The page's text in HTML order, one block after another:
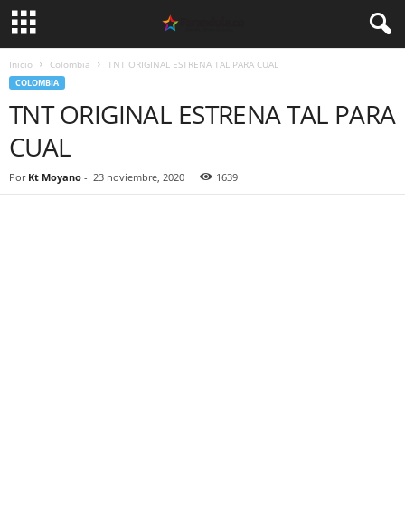
Inicio Colombia TNT ORIGINAL ESTRENA TAL PARA CUAL
COLOMBIA
TNT ORIGINAL ESTRENA TAL PARA
CUAL
Por Kt Moyano - 23 noviembre, 2020 1639